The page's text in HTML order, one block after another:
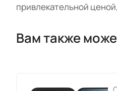
привлекательной ценой,
Вам также